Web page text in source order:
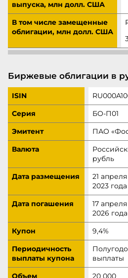
выпуска, млн долл. США
В том числе замещенные
облигации, млн долл. США
Биржевые облигации в
ISIN
Серия
БО‑П01
Эмитент
ПАО
Валюта
рубль
Дата размещения
21 апреля
2023 года
Дата погашения
17 апреля
2026 года
Купон
9,4%
Периодичность
выплаты купона
выплаты
Объем
20 000